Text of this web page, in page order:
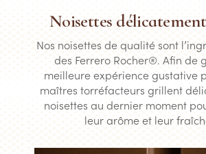
Noisettes
Nos noisettes de qualité sont
des Ferrero Rocher®. Afin de
meilleure expérience gustative
maîtres torréfacteurs grillent
noisettes au dernier moment
leur arôme et leur